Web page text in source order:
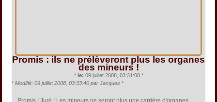
Promis : ils ne prélèveront plus les organes
des mineurs !
* le: 09 juillet 2008, 03:31:08 *
* Modifié: 09 juillet 2008, 03:33:40 par Jacques *
Promis ! Juré ! Les mineurs ne seront plus une carrière d'organes.